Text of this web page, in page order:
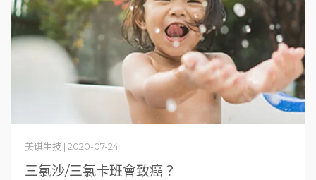
三氯沙/三氯卡班會致癌？
美琪生技 | 2020-07-24